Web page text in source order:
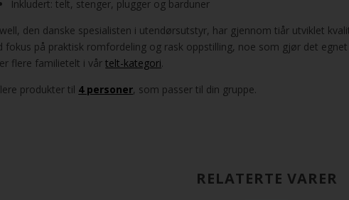
Inkludert: telt, stenger, plugger og barduner
den danske spesialisten i utendørsutstyr, har gjennom tiår utviklet
fokus på praktisk romfordeling og rask oppstilling, noe som gjør det
flere familietelt i vårtelt-kategori.
produkter til 4 personer, som passer til din gruppe.
RELATERTE VARER